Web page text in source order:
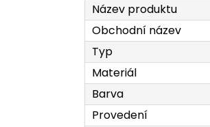
Název produktu
Obchodní název
Typ
Materiál
Barva
Provedení